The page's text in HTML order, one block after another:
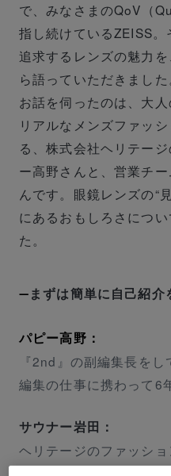
で、みなさまのQoV（
指し続けているZEISS。
追求するレンズの魅力
ら語っていただきました
お話を伺ったのは、大
リアルなメンズファッ
る、株式会社ヘリテー
ー高野さんと、営業チ
んです。眼鏡レンズの“
にあるおもしろさにつ
た。
まずは簡単に自己紹介
パピー高野：
『2nd』の副編集長をし
編集の仕事に携わって6
サウナー岩田：
ヘリテージのファッシ